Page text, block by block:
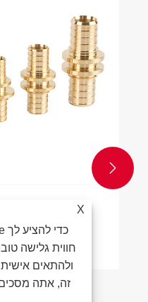

X
חווית גלישה
ולהתאים
זה, אתה מסכים